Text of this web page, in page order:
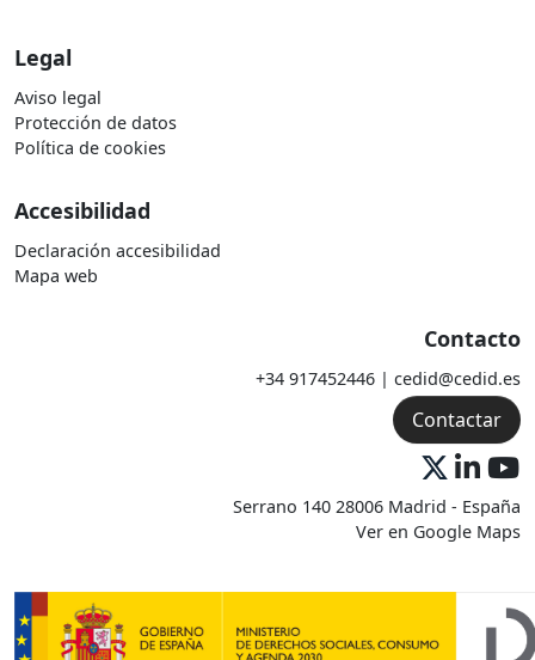
Legal
Aviso legal
Protección de datos
Política de cookies
Accesibilidad
Declaración accesibilidad
Mapa web
Contacto
+34 917452446 | cedid@cedid.es
Contactar
Serrano 140 28006 Madrid - España
Ver en Google Maps